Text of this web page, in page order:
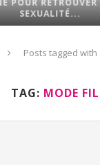
UNE
Posts tagged
TAG: MODE